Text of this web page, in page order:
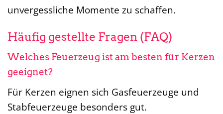
unvergessliche Momente zu schaffen.
Häufig gestellte Fragen (FAQ)
Welches Feuerzeug ist am besten für Kerzen
geeignet?
Für Kerzen eignen sich Gasfeuerzeuge und
Stabfeuerzeuge besonders gut.